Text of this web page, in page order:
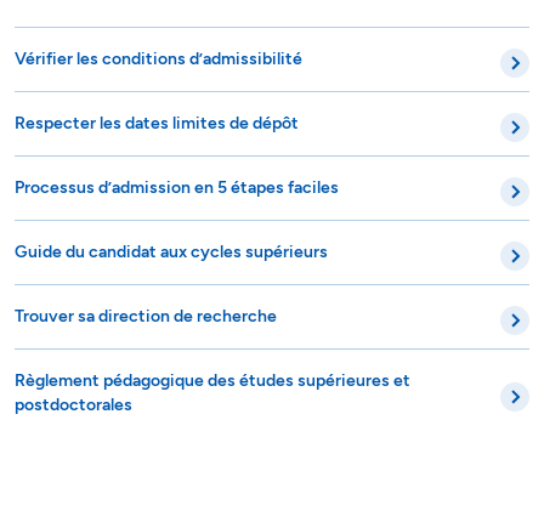
Vérifier les conditions d’admissibilité
Respecter les dates limites de dépôt
Processus d’admission en 5 étapes faciles
Guide du candidat aux cycles supérieurs
Trouver sa direction de recherche
Règlement pédagogique des études supérieures et
postdoctorales